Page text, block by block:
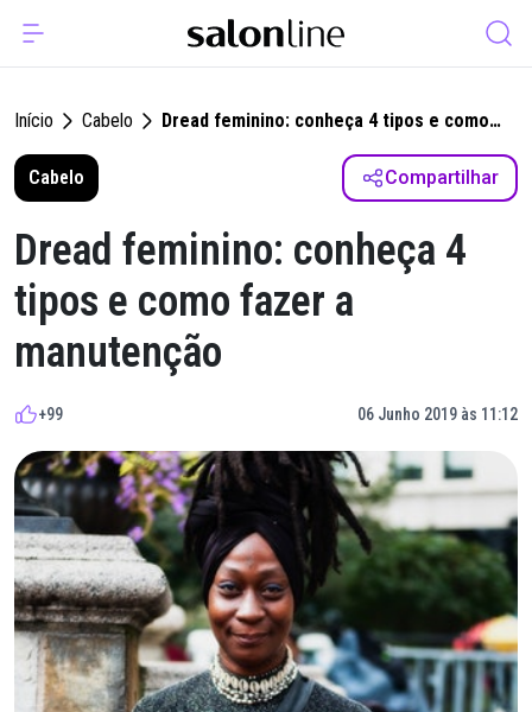
Início Cabelo
Dread feminino: conheça 4 tipos e como
Cabelo
Compartilhar
Dread feminino: conheça 4
tipos e como fazer a
manutenção
+99 06 Junho 2019 às 11:12